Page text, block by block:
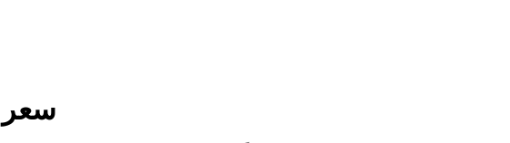
سعر